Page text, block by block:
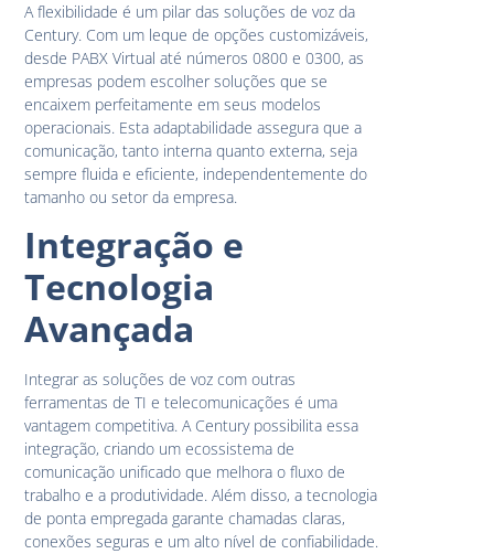
A flexibilidade é um pilar das soluções de voz da
Century. Com um leque de opções customizáveis,
desde PABX Virtual até números 0800 e 0300, as
empresas podem escolher soluções que se
encaixem perfeitamente em seus modelos
operacionais. Esta adaptabilidade assegura que a
comunicação, tanto interna quanto externa, seja
sempre fluida e eficiente, independentemente do
tamanho ou setor da empresa.
Integração e
Tecnologia
Avançada
Integrar as soluções de voz com outras
ferramentas de TI e telecomunicações é uma
vantagem competitiva. A Century possibilita essa
integração, criando um ecossistema de
comunicação unificado que melhora o fluxo de
trabalho e a produtividade. Além disso, a tecnologia
de ponta empregada garante chamadas claras,
conexões seguras e um alto nível de confiabilidade.